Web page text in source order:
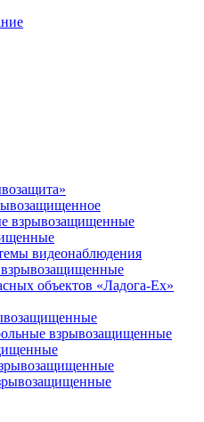
взрывозащищенные
видеонаблюдения
объектов «Ладога-Ex»
взрывозащищенные